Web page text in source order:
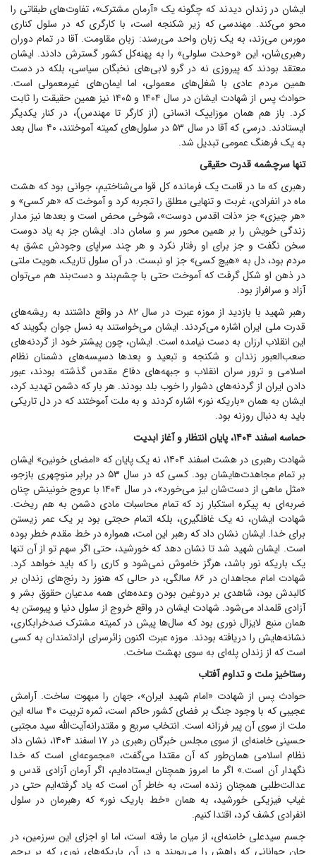
ایشان در زندان دیدند که چگونه یک «آرمان مشترک»، تفاوت‌های طبقاتی را
محو می‌کند. مهندسی که زیر شکنجه است، با کارگری که در سلول کناری
مورس می‌زند، به یک زبان واحد می‌رسند: زبان مقاومت. آقا در تمام دوران
رهبری‌شان، این «وحدت سلولی» را به پهنه‌کل کشور گسترش دادند. ایشان
معتقد بودند که پیروزی نه در گرو لابی‌های نخبگان سیاسی، بلکه در دست
همین مردم عادی با شغل‌های معمولی، اما ایمان‌های غیرمعمولی است.
حوادث پس از شهادت ایشان در سال ۱۴۰۴ و ۱۴۰۵ نیز همین حقیقت را ثابت
کرد. باز هم همان موزاییک انسانی (از کارگر تا مهندس)، در کنار یکدیگر
ایستادند. درسی که آقا در سال ۵۳ در سلول‌های کمیته آموختند، ۴۰ سال بعد
به یک فرهنگ عمومی تبدیل شد.
تنها سرچشمه قدرت حقیقی
رهبری که ما در قامت یک فرمانده کل قوا می‌شناختیم، جوانی بود که هشت
ماه در انفرادی، غربت و تنهایی مطلق را تجربه کرد و آموخت که «هر کسی» و
«هر چیزی» جز «ذات اقدس دوست»، شوخی محض است و بعد‌ها نیز مدار
زندگی خویش را بر همین محور سر و سامان داد. ایشان جز به یاد دوست
سخن نگفت و جز برای او رفتار نکرد و هر چند سراپای وجودش عشق به
مردم بود، دل به «هیچ کسی» جز او نبست. در آن سلول تاریک، هویت ملتی
در ذهن او شکل گرفت که آموخت حتی با چشم‌بند و دست‌بند هم می‌توان
آزاد و سرافراز بود.
رهبر شهید با بازدید از موزه عبرت در سال ۸۲ در واقع داشتند به ریشه‌های
قدرت ملی ایران اشاره می‌کردند. ایشان می‌خواستند به نسل جوان بگویند که
این انقلاب ارزان به دست نیامده است. ایشان، چون پیشتر خود از گردنه‌های
صعب‌العبور زندان و شکنجه و تبعید و بعد‌ها دسیسه‌های دشمنان نظام
اسلامی و ترور سران انقلاب و جبهه‌های دفاع مقدس گذشته بودند، عبور
دادن ایران از گردنه‌های دشوار را خوب بلد بودند. هر بار که دشمن تهدید کرد،
ایشان به همان «باریکه نور» اشاره کردند و به ملت آموختند که در دل تاریکی
باید به دنبال روزنه بود.
حماسه اسفند ۱۴۰۴، پایان انتظار و آغاز ابدیت
شهادت رهبری در هشت اسفند ۱۴۰۴، نه یک پایان که «امضای خونین» ایشان
بر تمام مجاهدت‌هایشان بود. کسی که در سال ۵۳ در برابر منوچهری بازجو،
«مثل ماهی از دست‌شان لیز می‌خورد»، در سال ۱۴۰۴ با عروج خونینش چنان
ضربه‌ای به پیکره استکبار زد که تمام محاسبات مادی دشمن به هم ریخت.
شهادت ایشان، نه یک غافلگیری، بلکه اتمام حجتی بود بر یک عمر زیستن
برای خدا. ایشان نشان داد که رهبر این امت، همواره در خط مقدم خطر بوده
است. ایشان شهید شد تا نشان دهد که خورشید، حتی اگر سهم تو از آن تنها
یک باریکه نور باشد، هرگز خاموش نمی‌شود و کاری را که باید خواهد کرد.
شهادت امام مجاهدان در ۸۶ سالگی، در حالی که هنوز رد رنج‌های زندان بر
کالبدش بود، شاهدی بر دروغین بودن وعده‌های همه مدعیان حقوق بشر و
آزادی قلمداد می‌شود. شهادت ایشان در واقع خروج از سلول دنیا و پیوستن به
همان منبع لایزال نوری بود که سال‌ها پیش در کمیته مشترک ضدخرابکاری،
نشانه‌هایش را دریافته بودند. موزه عبرت اکنون زائر‌سرای ارادتمندان به کسی
است که از زندان پله‌ای به سوی بهشت ساخت.
رستاخیز ملت و تداوم آفتاب
حوادث پس از شهادت «امام شهیدِ ایران»، جهان را مبهوت ساخت. آرامش
عجیبی که با وجود جنگ بر فضای کشور حاکم است، ثمره تربیت ۴۰ ساله این
ملت از سوی آن پیر فرزانه است. انتخاب سریع و مقتدرانه‌آیت‌الله سید مجتبی
حسینی خامنه‌ای از سوی مجلس خبرگان رهبری در ۱۷ اسفند ۱۴۰۴، نشان داد
نظام اسلامی همان‌طور که آن مقتدا می‌گفت، «مجموعه‌ای است که خدا
نگهدار آن است.» اگر ما امروز همچنان ایستاده‌ایم، اگر آرمان آزادی قدس و
عدالت‌طلبی همچنان زنده است، به خاطر آن است که یاد گرفته‌ایم حتی در
غیاب فیزیکی خورشید، به همان «خط باریک نور» که رهبرمان در سلول
انفرادی کشف کرد، اقتدا کنیم.
جسم سیدعلی خامنه‌ای، از میان ما رفته است، اما او اجزای این سرزمین، در
جان جوانانی که راهش را می‌پویند و در آن باریکه‌های نوری که بر پرچم